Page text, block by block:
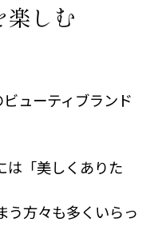
楽しむ
ューティブランド
は「美しくありた
う方々も多くいらっ